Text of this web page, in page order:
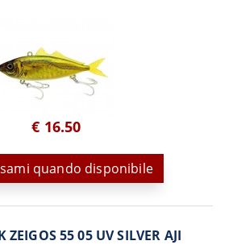
€ 16.50
quando disponibile
ZEIGOS 55 05 UV SILVER AJI